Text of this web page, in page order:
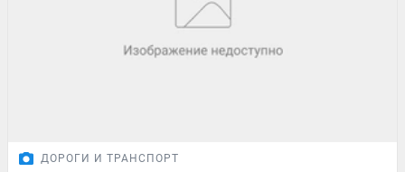
ДОРОГИ И ТРАНСПОРТ